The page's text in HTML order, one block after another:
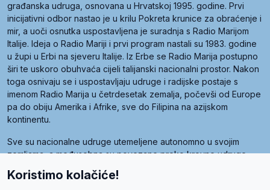
građanska udruga, osnovana u Hrvatskoj 1995. godine. Prvi
inicijativni odbor nastao je u krilu Pokreta krunice za obraćenje i
mir, a uoči osnutka uspostavljena je suradnja s Radio Marijom
Italije. Ideja o Radio Mariji i prvi program nastali su 1983. godine
u župi u Erbi na sjeveru Italije. Iz Erbe se Radio Marija postupno
širi te uskoro obuhvaća cijeli talijanski nacionalni prostor. Nakon
toga osnivaju se i uspostavljaju udruge i radijske postaje s
imenom Radio Marija u četrdesetak zemalja, počevši od Europe
pa do obiju Amerika i Afrike, sve do Filipina na azijskom
kontinentu.
Sve su nacionalne udruge utemeljene autonomno u svojim
zemljama, a međusobna su povezane preko krovne udruge
Radio Maria). Svjetsku obitelj utemeljilo je sedam članica, među
Koristimo kolačiće!